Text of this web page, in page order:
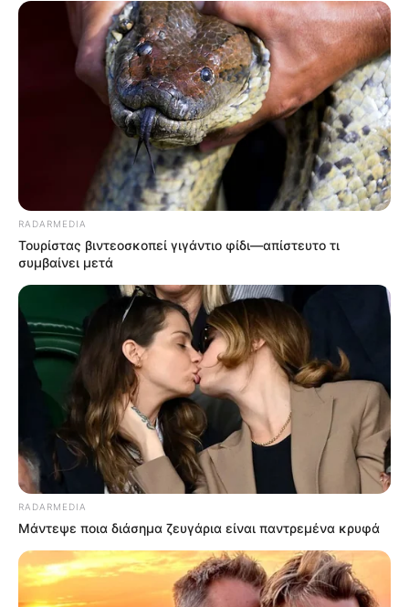
RADARMEDIA
Τουρίστας βιντεοσκοπεί γιγάντιο φίδι—απίστευτο τι
συμβαίνει μετά
RADARMEDIA
Μάντεψε ποια διάσημα ζευγάρια είναι παντρεμένα κρυφά